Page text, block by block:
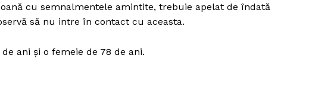
cu semnalmentele amintite, trebuie apelat de îndată
să nu intre în contact cu aceasta.
ani şi o femeie de 78 de ani.